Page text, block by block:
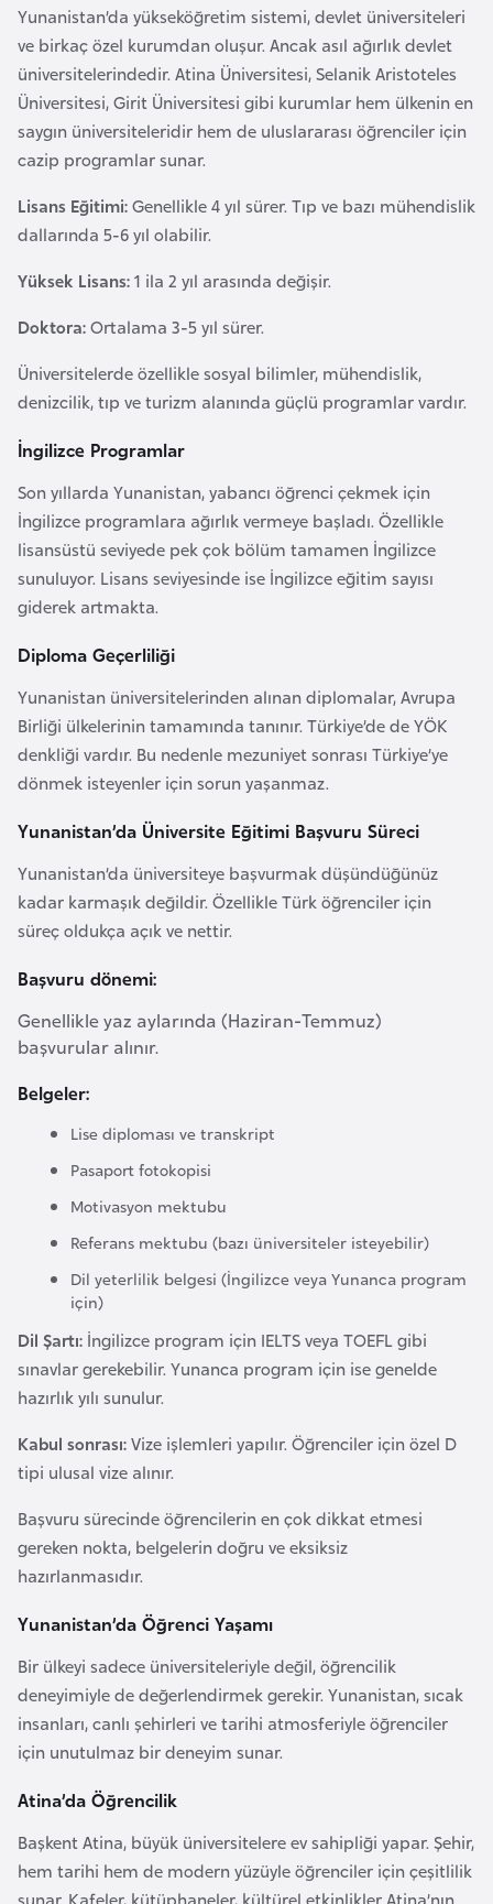
Yunanistan’da yükseköğretim sistemi, devlet üniversiteleri
ve birkaç özel kurumdan oluşur. Ancak asıl ağırlık devlet
üniversitelerindedir. Atina Üniversitesi, Selanik Aristoteles
Üniversitesi, Girit Üniversitesi gibi kurumlar hem ülkenin en
saygın üniversiteleridir hem de uluslararası öğrenciler için
cazip programlar sunar.
Lisans Eğitimi:Genellikle 4 yıl sürer. Tıp ve bazı mühendislik
dallarında 5-6 yıl olabilir.
Yüksek Lisans:1 ila 2 yıl arasında değişir.
Doktora:Ortalama 3-5 yıl sürer.
Üniversitelerde özellikle sosyal bilimler, mühendislik,
denizcilik, tıp ve turizm alanında güçlü programlar vardır.
İngilizce Programlar
Son yıllarda Yunanistan, yabancı öğrenci çekmek için
İngilizce programlara ağırlık vermeye başladı. Özellikle
lisansüstü seviyede pek çok bölüm tamamen İngilizce
sunuluyor. Lisans seviyesinde ise İngilizce eğitim sayısı
giderek artmakta.
Diploma Geçerliliği
Yunanistan üniversitelerinden alınan diplomalar, Avrupa
Birliği ülkelerinin tamamında tanınır. Türkiye’de de YÖK
denkliği vardır. Bu nedenle mezuniyet sonrası Türkiye’ye
dönmek isteyenler için sorun yaşanmaz.
Yunanistan’da Üniversite Eğitimi Başvuru Süreci
Yunanistan’da üniversiteye başvurmak düşündüğünüz
kadar karmaşık değildir. Özellikle Türk öğrenciler için
süreç oldukça açık ve nettir.
Başvuru dönemi:
Genellikle yaz aylarında (Haziran-Temmuz)
başvurular alınır.
Belgeler:
Lise diploması ve transkript
Pasaport fotokopisi
Motivasyon mektubu
Referans mektubu (bazı üniversiteler isteyebilir)
Dil yeterlilik belgesi (İngilizce veya Yunanca program
için)
Dil Şartı: İngilizce program için IELTS veya TOEFL gibi
sınavlar gerekebilir. Yunanca program için ise genelde
hazırlık yılı sunulur.
Kabul sonrası:Vize işlemleri yapılır. Öğrenciler için özel D
tipi ulusal vize alınır.
Başvuru sürecinde öğrencilerin en çok dikkat etmesi
gereken nokta, belgelerin doğru ve eksiksiz
hazırlanmasıdır.
Yunanistan’da Öğrenci Yaşamı
Bir ülkeyi sadece üniversiteleriyle değil, öğrencilik
deneyimiyle de değerlendirmek gerekir. Yunanistan, sıcak
insanları, canlı şehirleri ve tarihi atmosferiyle öğrenciler
için unutulmaz bir deneyim sunar.
Atina’da Öğrencilik
Başkent Atina, büyük üniversitelere ev sahipliği yapar. Şehir,
hem tarihi hem de modern yüzüyle öğrenciler için çeşitlilik
u
s
B
e
l
i
a
e
n
n
B
o
s
n
H
e
r
s
e
B
u
l
a
r
i
t
i
n
a
a
s
o
Ç
d
Ç
e
k
u
m
h